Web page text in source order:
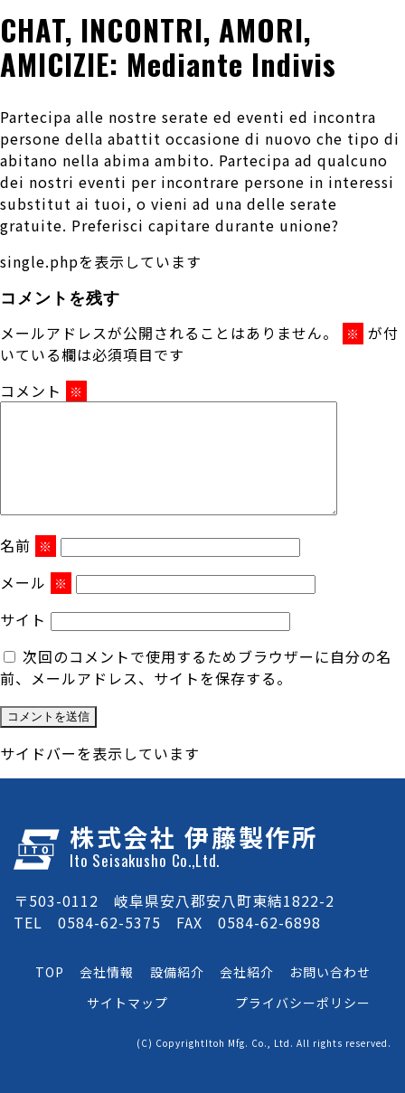
CHAT, INCONTRI, AMORI,
AMICIZIE: Mediante Indivis
Partecipa alle nostre serate ed eventi ed incontra
persone della abattit occasione di nuovo che tipo di
abitano nella abima ambito. Partecipa ad qualcuno
dei nostri eventi per incontrare persone in interessi
substitut ai tuoi, o vieni ad una delle serate
gratuite. Preferisci capitare durante unione?
single.phpを表示しています
コメントを残す
メールアドレスが公開されることはありません。 ※ が付
いている欄は必須項目です
コメント
※
名前 ※
メール ※
サイト
次回のコメントで使用するためブラウザーに自分の名
前、メールアドレス、サイトを保存する。
サイドバーを表示しています
株式会社 伊藤製作所
Ito Seisakusho Co.,Ltd.
〒503-0112 岐阜県安八郡安八町東結1822-2
TEL 0584-62-5375 FAX 0584-62-6898
TOP 会社情報 設備紹介 会社紹介
お問い合わせ
サイトマップ
プライバシーポリシー
(C) CopyrightItoh Mfg. Co., Ltd. All rights reserved.